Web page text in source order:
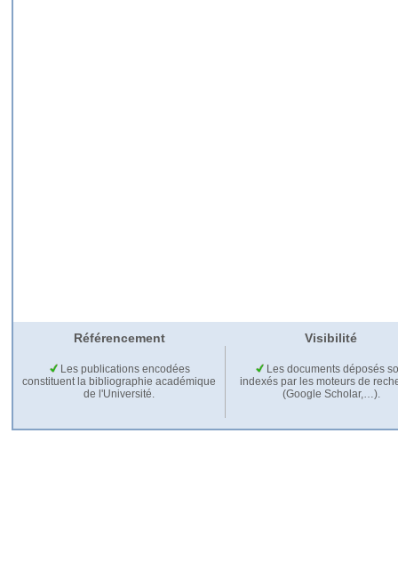
Référencement Visibilité
Les publications encodées
constituent la bibliographie académique
de l'Université.
Les documents déposés
indexés par les moteurs de
(Google Scholar,…).